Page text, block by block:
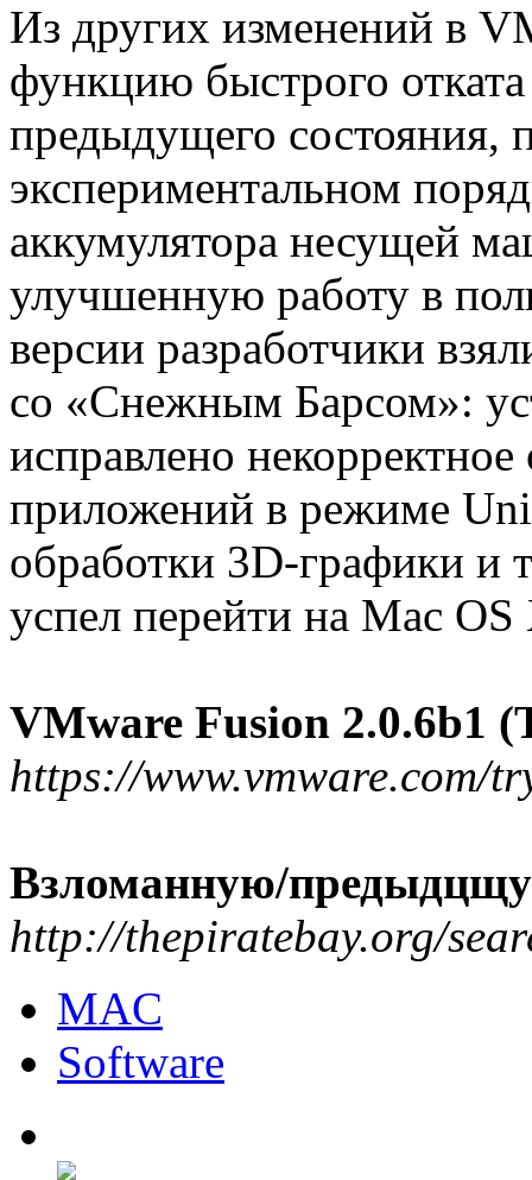
Из других изменений в
функцию быстрого
предыдущего состояния,
экспериментальном
аккумулятора несущей
улучшенную работу в
версии разработчики
со «Снежным Барсом»:
исправлено
приложений в режиме
обработки 3D-графики и
успел перейти на Mac
VMware Fusion 2.0.6b1
https://www.vmware.com/
Взломанную/
http://thepiratebay.org/
MAC
Software